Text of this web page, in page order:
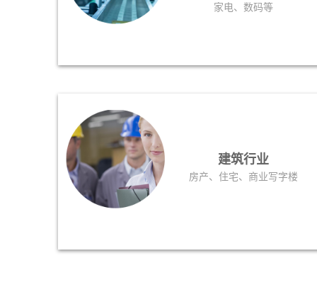
家电、数码等
建筑行业
房产、住宅、商业写字楼